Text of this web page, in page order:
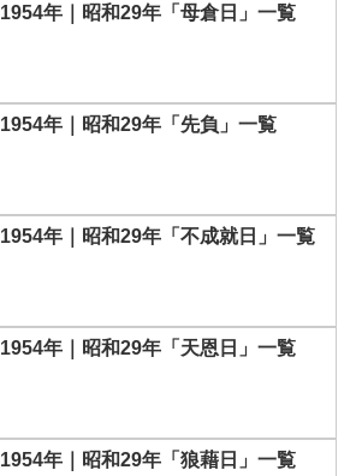
1954年｜昭和29年「母倉日」一覧
1954年｜昭和29年「先負」一覧
1954年｜昭和29年「不成就日」一覧
1954年｜昭和29年「天恩日」一覧
1954年｜昭和29年「狼藉日」一覧